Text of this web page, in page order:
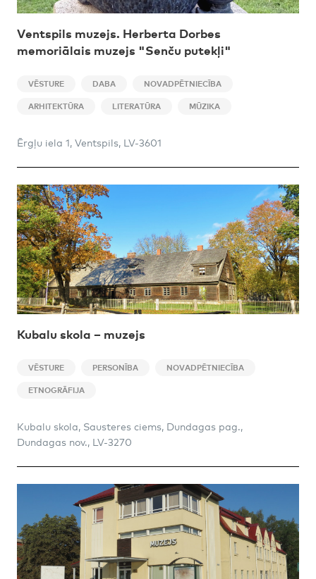
Ventspils muzejs. Herberta Dorbes
memoriālais muzejs "Senču putekļi"
VĒSTURE DABA NOVADPĒTNIECĪBA
ARHITEKTŪRA LITERATŪRA MŪZIKA
Ērgļu iela 1, Ventspils, LV-3601
Kubalu skola – muzejs
VĒSTURE PERSONĪBA NOVADPĒTNIECĪBA
ETNOGRĀFIJA
Kubalu skola, Sausteres ciems, Dundagas pag.,
Dundagas nov., LV-3270